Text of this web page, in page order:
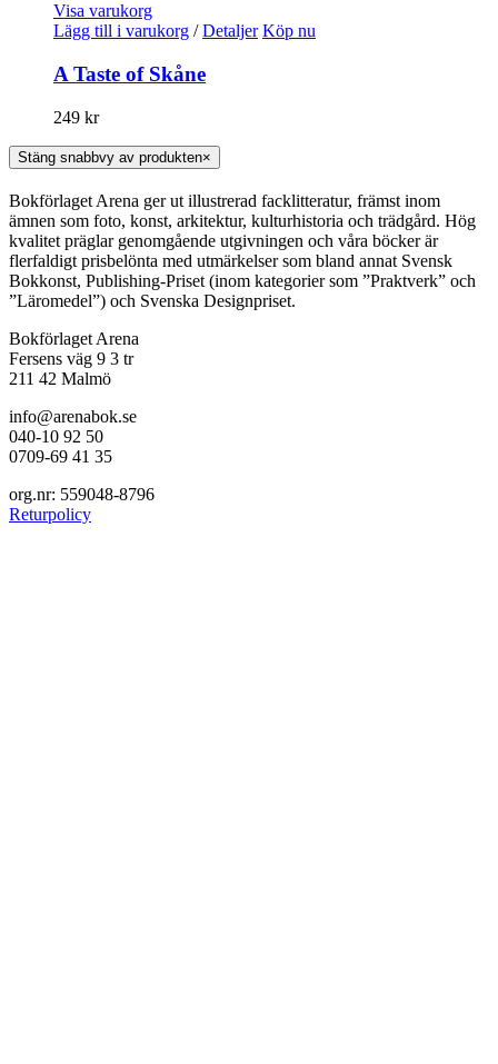
Visa varukorg
Lägg till i varukorg / Detaljer Köp nu
A Taste of Skåne
249 kr
Stäng snabbvy av produkten×
Bokförlaget Arena ger ut illustrerad facklitteratur, främst inom
ämnen som foto, konst, arkitektur, kulturhistoria och trädgård. Hög
kvalitet präglar genomgående utgivningen och våra böcker är
flerfaldigt prisbelönta med utmärkelser som bland annat Svensk
Bokkonst, Publishing-Priset (inom kategorier som ”Praktverk” och
”Läromedel”) och Svenska Designpriset.
Bokförlaget Arena
Fersens väg 9 3 tr
211 42 Malmö
info@arenabok.se
040-10 92 50
0709-69 41 35
org.nr: 559048-8796
Returpolicy